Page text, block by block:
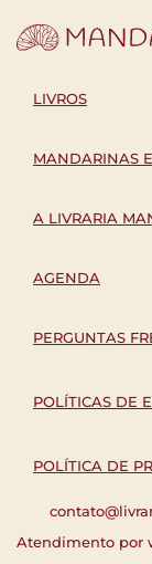
LIVROS
MANDARINAS
A LIVRARIA
AGENDA
PERGUNTAS
POLÍTICAS DE
POLÍTICA DE
Atendimento por